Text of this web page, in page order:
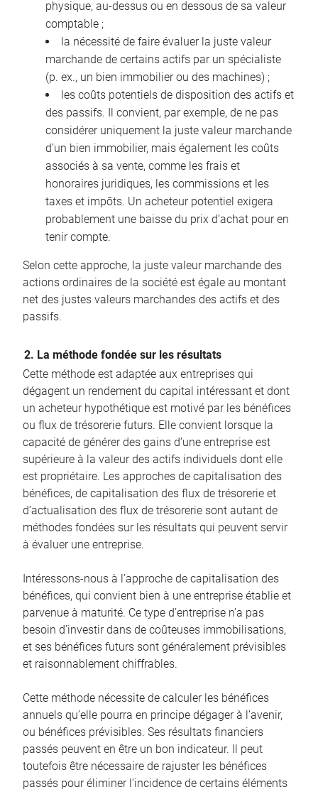
physique, au-dessus ou en dessous de sa valeur
comptable ;
la nécessité de faire évaluer la juste valeur
marchande de certains actifs par un spécialiste
(p. ex., un bien immobilier ou des machines) ;
les coûts potentiels de disposition des actifs et
des passifs. Il convient, par exemple, de ne pas
considérer uniquement la juste valeur marchande
d’un bien immobilier, mais également les coûts
associés à sa vente, comme les frais et
honoraires juridiques, les commissions et les
taxes et impôts. Un acheteur potentiel exigera
probablement une baisse du prix d’achat pour en
tenir compte.
Selon cette approche, la juste valeur marchande des
actions ordinaires de la société est égale au montant
net des justes valeurs marchandes des actifs et des
passifs.
2. La méthode fondée sur les résultats
Cette méthode est adaptée aux entreprises qui
dégagent un rendement du capital intéressant et dont
un acheteur hypothétique est motivé par les bénéfices
ou flux de trésorerie futurs. Elle convient lorsque la
capacité de générer des gains d’une entreprise est
supérieure à la valeur des actifs individuels dont elle
est propriétaire. Les approches de capitalisation des
bénéfices, de capitalisation des flux de trésorerie et
d’actualisation des flux de trésorerie sont autant de
méthodes fondées sur les résultats qui peuvent servir
à évaluer une entreprise.
Intéressons-nous à l’approche de capitalisation des
bénéfices, qui convient bien à une entreprise établie et
parvenue à maturité. Ce type d’entreprise n’a pas
besoin d’investir dans de coûteuses immobilisations,
et ses bénéfices futurs sont généralement prévisibles
et raisonnablement chiffrables.
Cette méthode nécessite de calculer les bénéfices
annuels qu’elle pourra en principe dégager à l’avenir,
ou bénéfices prévisibles. Ses résultats financiers
passés peuvent en être un bon indicateur. Il peut
toutefois être nécessaire de rajuster les bénéfices
passés pour éliminer l’incidence de certains éléments